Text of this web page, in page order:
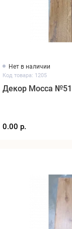
Нет в наличии
Код товара: 1205
Декор Mocca №51
0.00 р.